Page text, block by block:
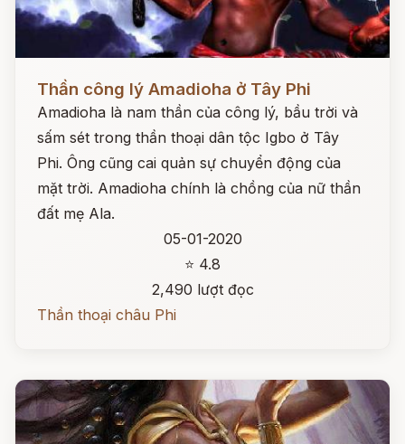
Đọc ngay
Thần công lý Amadioha ở Tây Phi
Amadioha là nam thần của công lý, bầu trời và
sấm sét trong thần thoại dân tộc Igbo ở Tây
Phi. Ông cũng cai quản sự chuyển động của
mặt trời. Amadioha chính là chồng của nữ thần
đất mẹ Ala.
05-01-2020
⭐ 4.8
2,490 lượt đọc
Thần thoại châu Phi